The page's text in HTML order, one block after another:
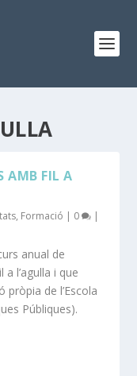
AMB FIL A
, Formació | 0 |
anual de
l’agulla i que
de l’Escola
Públiques).